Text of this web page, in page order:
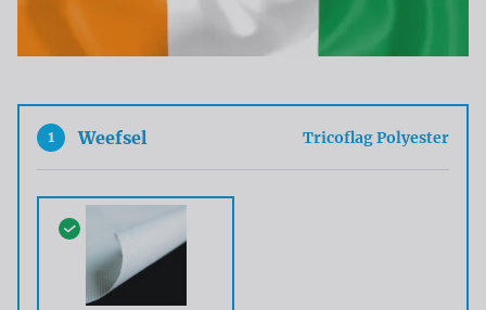
1 Weefsel Tricoflag Polyester